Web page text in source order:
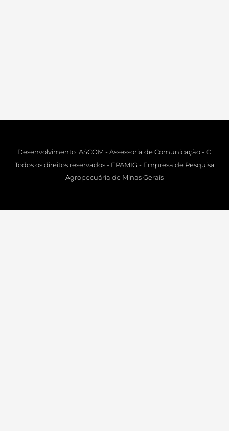
Desenvolvimento: ASCOM - Assessoria de Comunicação - ©
Todos os direitos reservados - EPAMIG - Empresa de Pesquisa
Agropecuária de Minas Gerais